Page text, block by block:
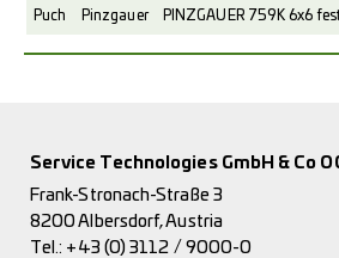
Puch Pinzgauer PINZGAUER 759K 6x6
Service Technologies GmbH & Co
Frank-Stronach-Straße 3
8200 Albersdorf, Austria
Tel.: +43 (0) 3112 / 9000-0